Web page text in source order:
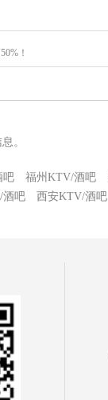
！
。
吧 福州KTV/酒吧
酒吧 西安KTV/酒吧